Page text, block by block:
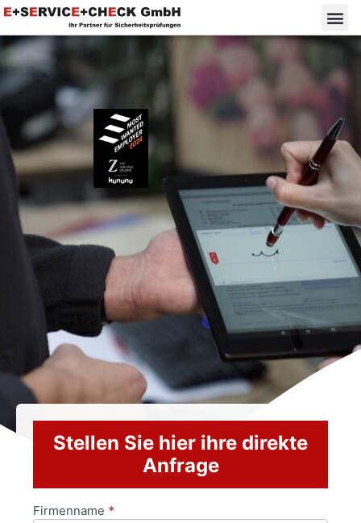
Stellen Sie hier ihre direkte
Anfrage
Anfrageformular
Firmenname *